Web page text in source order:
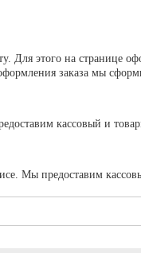
Для этого на странице
заказа мы
кассовый и
Мы предоставим